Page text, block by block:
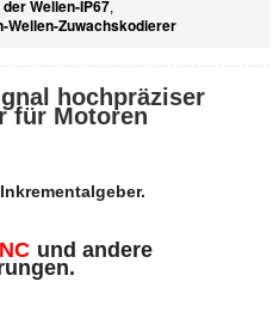
Wellen-IP67,
Wellen-Zuwachskodierer
hochpräziser
für Motoren
und andere